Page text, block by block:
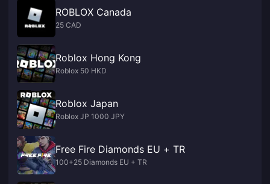
ROBLOX Canada
25 CAD
Roblox Hong Kong
Roblox 50 HKD
Roblox Japan
Roblox JP 1000 JPY
Free Fire Diamonds EU + TR
100+25 Diamonds EU + TR